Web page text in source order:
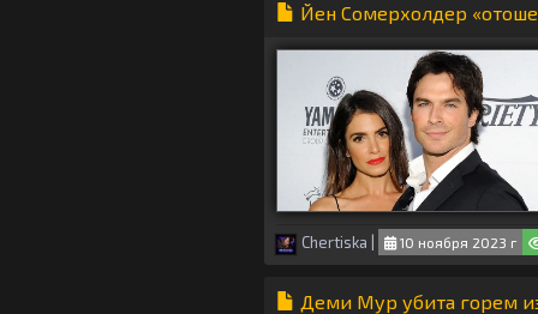
Йен Сомерхолдер
Chertiska 10 ноября 2023 г
Деми Мур убита горем